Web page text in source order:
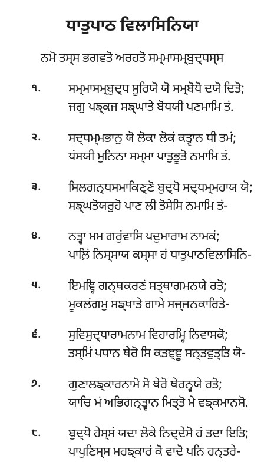
ਧਾਤੁਪਾਠਵਿਲਾਸਿਨਿਯਾ
ਨਮੋ ਤਸ੍ਸ ਭਗਵਤੋ ਅਰਹਤੋ ਸਮ੍ਮਾਸਮ੍ਬੁਦ੍ਧਸ੍ਸ
੧.
ਸਮ੍ਮਾਸਮ੍ਬੁਦ੍ਧ ਸੂਰਿਯੋ ਯੋ ਸਮ੍ਬੋਧੋ ਦਯੋ ਦਿਤੋ;
ਜਗੁ ਪਙ੍ਕਜ ਸਙ੍ਘਾਤੇ ਬੋਧਯੀ ਪਣਮਾਮਿ ਤਂ.
੨.
ਸਦ੍ਧਮ੍ਮਭਾਨੁ ਯੋ ਲੋਕਾ ਲੋਕਂ ਕਤ੍ਵਾਨ ਧੀ ਤਮਂ;
ਧਂਸਯੀ ਮੁਨਿਨਾ ਸਮ੍ਮਾ ਪਾਤੁਭੂਤੋ ਨਮਾਮਿ ਤਂ.
੩.
ਸਿਲਗਨ੍ਧਸਮਾਕਿਣ੍ਣੋ ਬੁਦ੍ਧੋ ਸਦ੍ਧਮ੍ਮਹਾਯ ਯੋ;
ਸਙ੍ਘਤੋਯਰੁਹੋ ਪਾਣ ਲੀ ਤੋਸੇਸਿ ਨਮਾਮਿ ਤਂ-
੪.
ਨਤ੍ਵਾ ਮਮ ਗਰੁਂਵਾਸਿ ਪਦੁਮਾਰਾਮ ਨਾਮਕਂ;
ਪਾਲ਼ਿਂ ਨਿਸ੍ਸਾਯ ਕਸ੍ਸਾ ਹਂ ਧਾਤੁਪਾਠਵਿਲਾਸਿਨਿ-
੫.
ਇਮਞ੍ਹਿ ਗਨ੍ਥਕਰਣਂ ਸਤ੍ਥਾਗਮਨਯੇ ਰਤੋ;
ਮੂਕਲਂਗਮੁ ਸਙ੍ਖਾਤੇ ਗਾਮੇ ਸਜ੍ਜਨਕਾਰਿਤੇ-
੬.
ਸੁਵਿਸੁਦ੍ਧਾਰਾਮਨਾਮ ਵਿਹਾਰਮ੍ਹਿ ਨਿਵਾਸਕੋ;
ਤਸ੍ਮਿਂ ਪਧਾਨ ਥੇਰੋ ਸਿ ਕਤਞ੍ਞੂ ਸਨ੍ਤਵੁਤ੍ਤਿ ਯੋ-
੭.
ਗੁਣਾਲਙ੍ਕਾਰਨਾਮੋ ਸੋ ਥੇਰੋ ਥੇਰਨ੍ਵਯੇ ਰਤੋ;
ਯਾਚਿ ਮਂ ਅਭਿਗਨ੍ਤ੍ਵਾਨ ਮਿਤ੍ਤੋ ਮੇ ਵਙ੍ਕਮਾਨਸੋ.
੮.
ਬੁਦ੍ਧੋ ਹੇਸ੍ਸਂ ਯਦਾ ਲੋਕੇ ਨਿਦ੍ਦੇਸੋ ਹਂ ਤਦਾ ਇਤਿ;
ਪਾਪੁਣਿਸ੍ਸ ਮਹਙ੍ਕਾਰਂ ਕੋ ਵਾਦੋ ਪਨਿ ਹਨ੍ਤਰੇ-